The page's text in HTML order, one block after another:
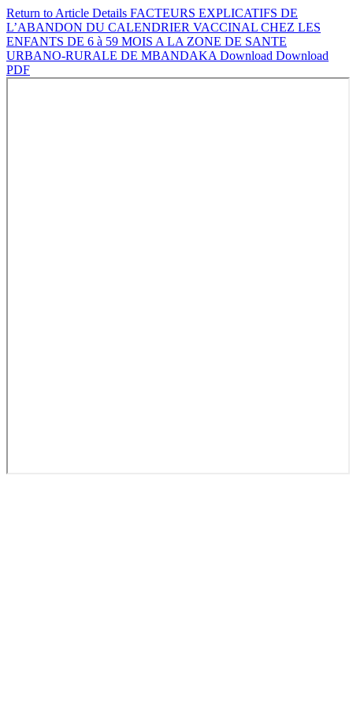
Return to Article Details FACTEURS EXPLICATIFS DE
L’ABANDON DU CALENDRIER VACCINAL CHEZ LES
ENFANTS DE 6 à 59 MOIS A LA ZONE DE SANTE
URBANO-RURALE DE MBANDAKA Download Download
PDF